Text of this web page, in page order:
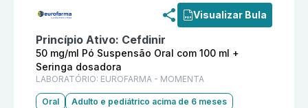
Visualizar Bula
Princípio Ativo: Cefdinir
50 mg/ml Pó Suspensão Oral com 100 ml +
Seringa dosadora
LABORATÓRIO: EUROFARMA - MOMENTA
Oral Adulto e pediátrico acima de 6 meses